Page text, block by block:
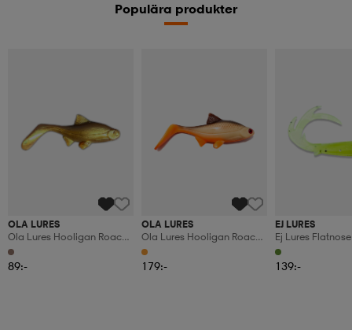
Populära produkter
OLA LURES
Ola Lures Hooligan Roach
Baby Kiwi 9,5cm 10gr 6-
Pack
89:-
OLA LURES
Ola Lures Hooligan Roach
Dirty Roach 21cm, 115gr
179:-
EJ LURES
Ej Lures
Dragon Zalt And
Lime 11 Cm,
139:-